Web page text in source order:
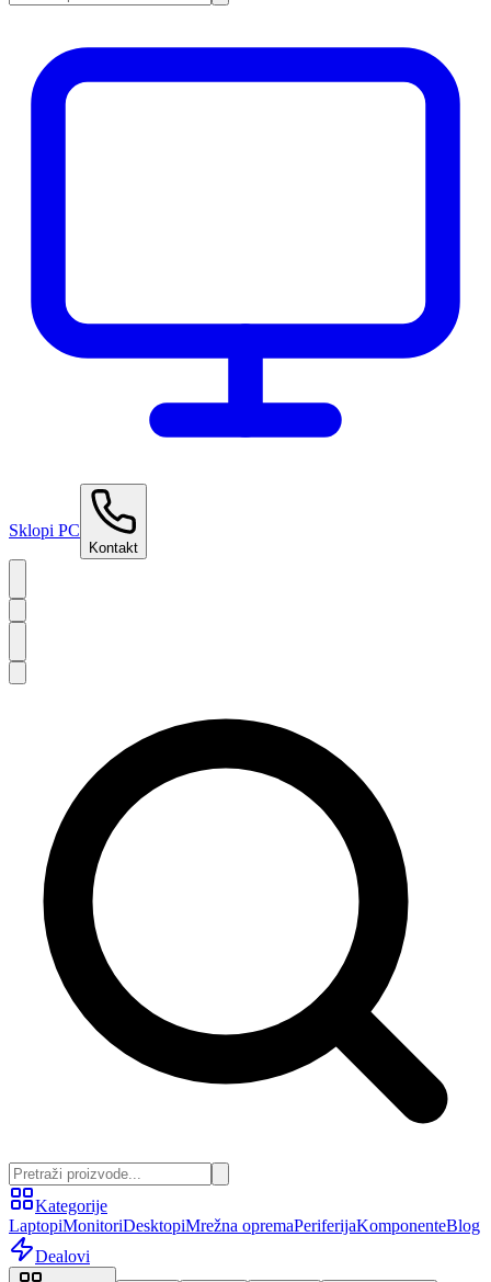
Sklopi PC
Kontakt
Kategorije
LaptopiMonitoriDesktopiMrežna opremaPeriferijaKomponenteBlog
Dealovi